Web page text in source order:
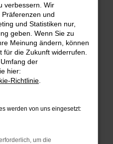
verbessern. Wir
und
und Statistiken nur,
geben. Wenn Sie zu
Meinung ändern, können
für die Zukunft widerrufen.
der
hier:
Richtlinie
werden von uns eingesetzt:
um die